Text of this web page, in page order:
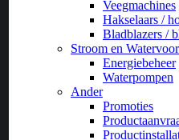
Veegmachines
Hakselaars /
Bladblazers /
Stroom en
Energiebeheer
Waterpompen
Ander
Promoties